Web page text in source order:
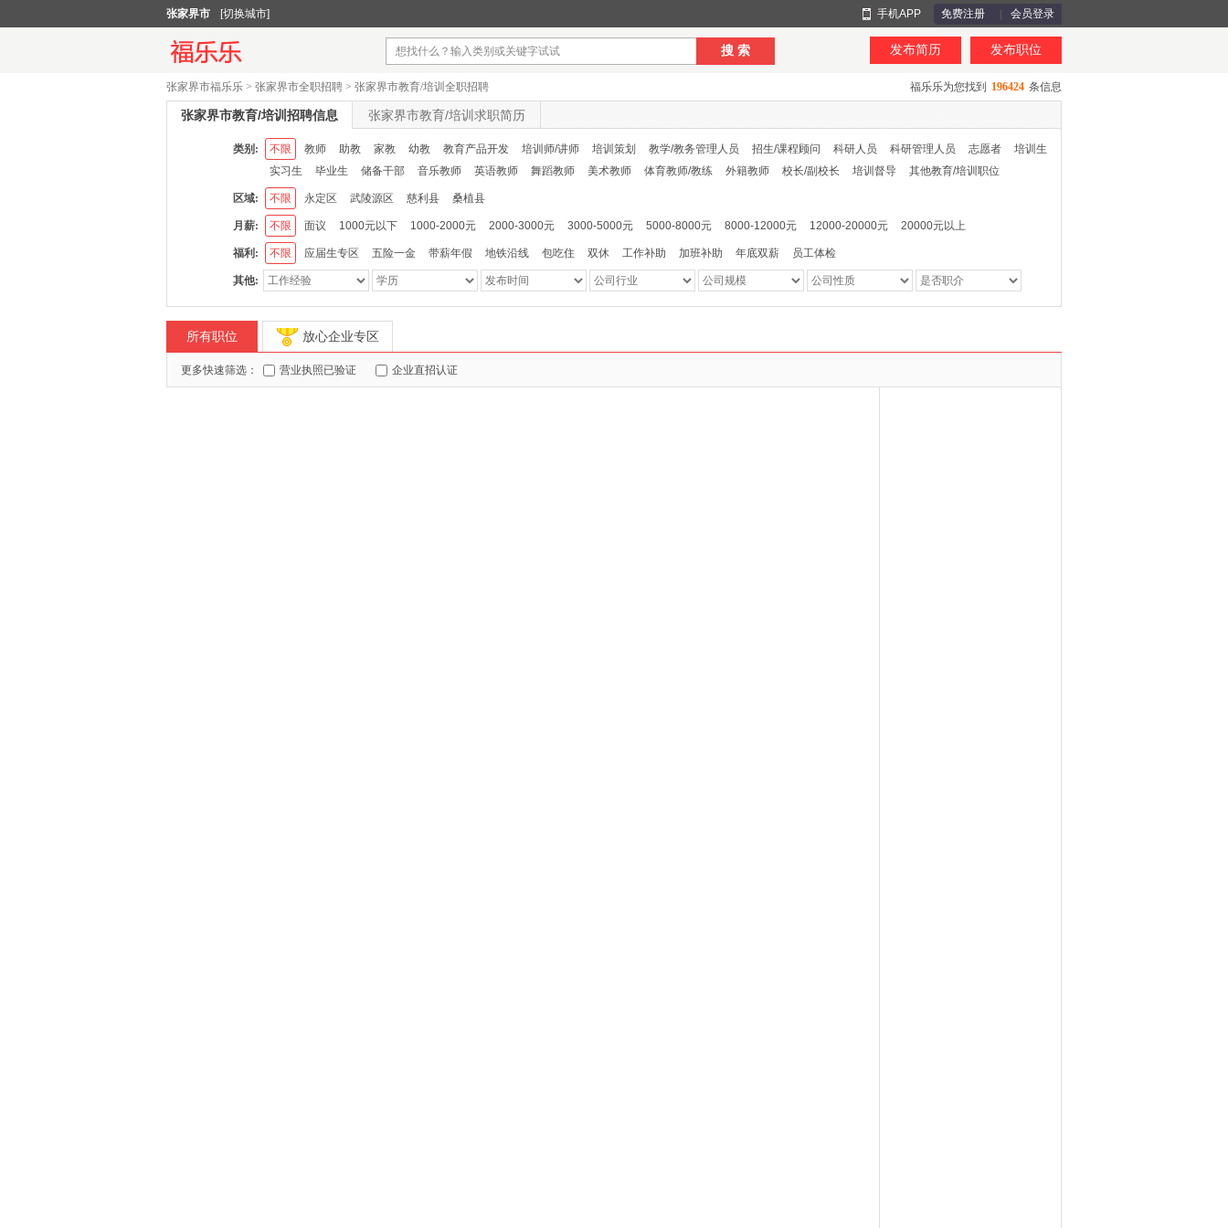
张家界市 [切换城市] 手机APP 免费注册 会员登录
搜 索 发布简历 发布职位
张家界市福乐乐 > 张家界市全职招聘 > 张家界市教育/培训全职招聘 福乐乐为您找到 196424 条信息
张家界市教育/培训招聘信息 张家界市教育/培训求职简历
类别: 不限 教师 助教 家教 幼教 教育产品开发 培训师/讲师 培训策划 教学/教务管理人员 招生/课程顾问 科研人员 科研管理人员 志愿者
培训生
实习生
毕业生 储备干部 音乐教师 英语教师 舞蹈教师 美术教师 体育教师/教练 外籍教师 校长/副校长 培训督导 其他教育/培训职位
区域: 不限 永定区 武陵源区 慈利县 桑植县
月薪: 不限 面议 1000元以下 1000-2000元 2000-3000元 3000-5000元 5000-8000元 8000-12000元 12000-20000元 20000元以上
福利: 不限 应届生专区 五险一金 带薪年假 地铁沿线 包吃住 双休 工作补助 加班补助 年底双薪 员工体检
其他:
所有职位 放心企业专区
更多快速筛选： 营业执照已验证 企业直招认证